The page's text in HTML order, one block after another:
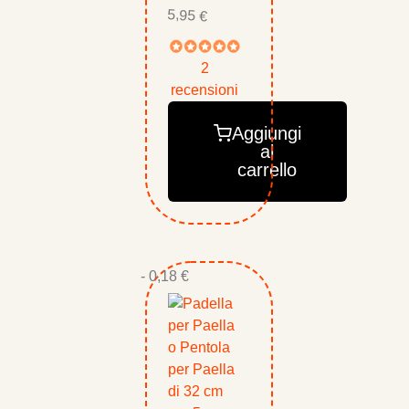
5,95 €
2
recensioni
Aggiungi
al
carrello
- 0,18 €